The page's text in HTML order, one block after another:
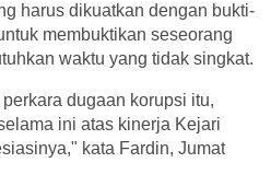
harus dikuatkan dengan bukti-
membuktikan seseorang
waktu yang tidak singkat.
dugaan korupsi itu,
ini atas kinerja Kejari
kata Fardin, Jumat